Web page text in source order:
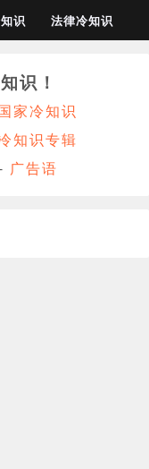
识 法律冷知识
识！
家冷知识
知识专辑
广告语